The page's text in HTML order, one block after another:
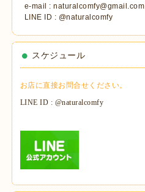
e-mail : naturalcomfy@gmail.com
LINE ID : @naturalcomfy
スケジュール
お店に直接お問合せください。
LINE ID : @naturalcomfy